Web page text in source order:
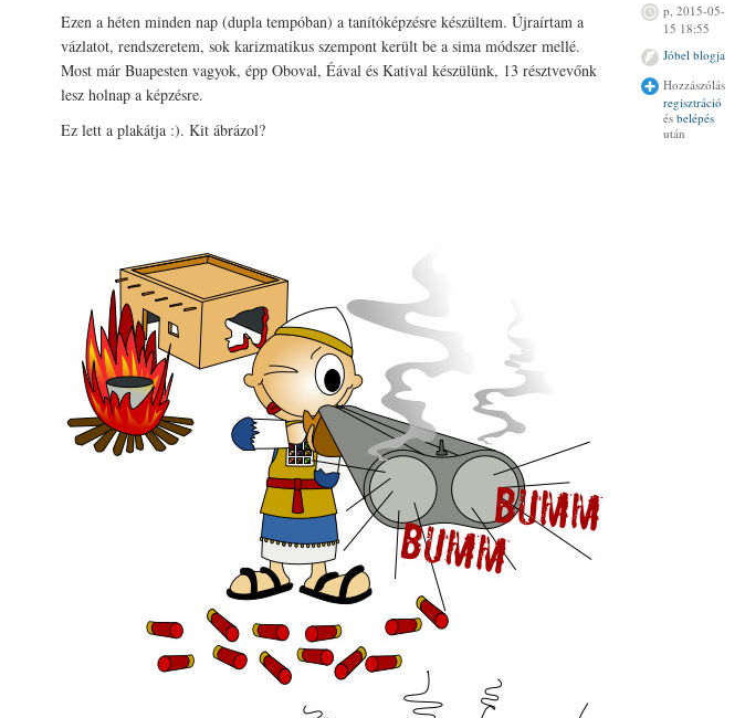
Ezen a héten minden nap (dupla tempóban) a tanítóképzésre készültem. Újraírtam a
vázlatot, rendszeretem, sok karizmatikus szempont került be a sima módszer mellé.
Most már Buapesten vagyok, épp Oboval, Éával és Katival készülünk, 13 résztvevőnk
lesz holnap a képzésre.
Ez lett a plakátja :). Kit ábrázol?
p, 2015-05-
15 18:55
Jóbel blogja
Hozzászólás
regisztráció
és belépés
után